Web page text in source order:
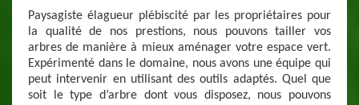
Paysagiste élagueur plébiscité par les propriétaires pour
la qualité de nos prestions, nous pouvons tailler vos
arbres de manière à mieux aménager votre espace vert.
Expérimenté dans le domaine, nous avons une équipe qui
peut intervenir en utilisant des outils adaptés. Quel que
soit le type d’arbre dont vous disposez, nous pouvons